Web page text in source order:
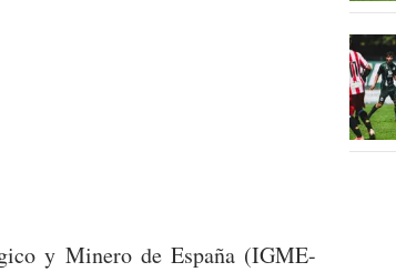
y Minero de España (IGME-